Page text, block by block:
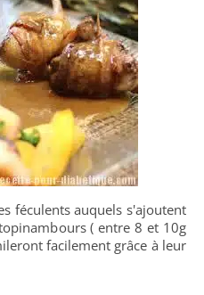
( entre 8 et 10g
facilement grâce à leur